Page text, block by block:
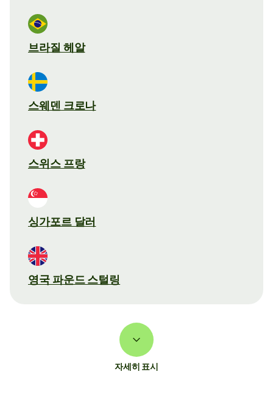
브라질 헤알
스웨덴 크로나
스위스 프랑
싱가포르 달러
영국 파운드 스털링
자세히 표시